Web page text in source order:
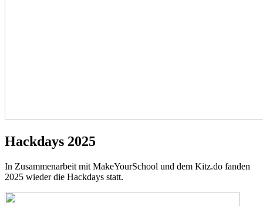
Hackdays 2025
In Zusammenarbeit mit MakeYourSchool und dem Kitz.do fanden
2025 wieder die Hackdays statt.